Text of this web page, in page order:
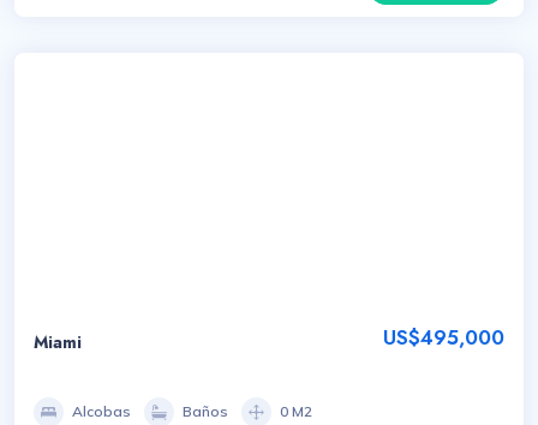
Miami US$495,000
Alcobas Baños 0 M2